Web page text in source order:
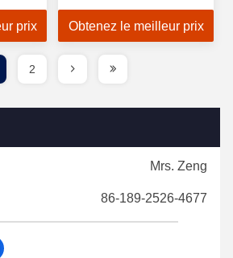
prix Obtenez le meilleur prix
2
Mrs. Zeng
86-189-2526-4677